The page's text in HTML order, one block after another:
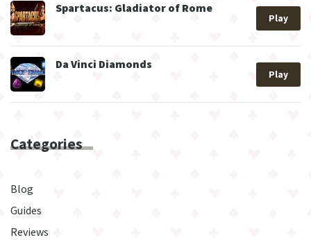
Spartacus: Gladiator of Rome
Play
Da Vinci Diamonds
Play
Categories
Blog
Guides
Reviews